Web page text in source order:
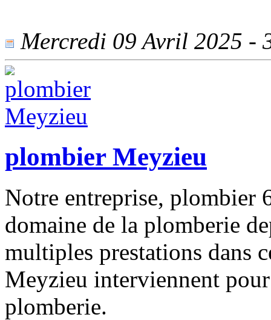
Mercredi 09 Avril 2025 -
plombier Meyzieu
Notre entreprise, plombier
domaine de la plomberie
multiples prestations dans
Meyzieu interviennent
plomberie.